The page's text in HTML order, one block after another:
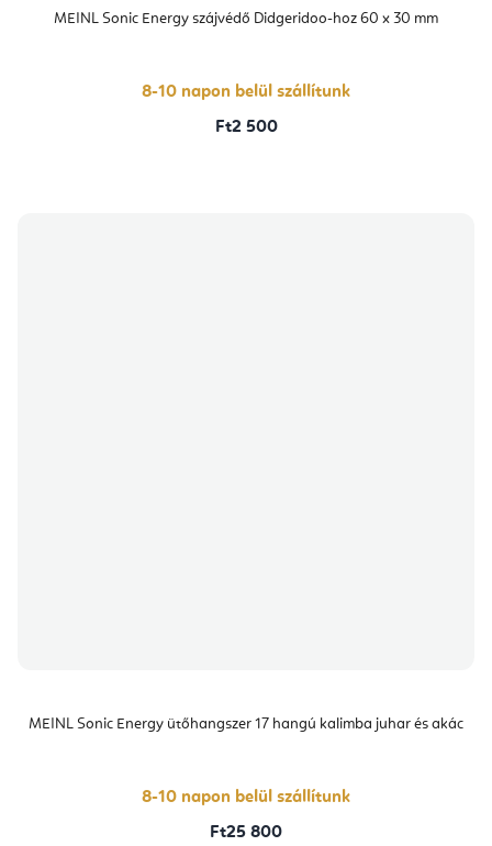
MEINL Sonic Energy szájvédő Didgeridoo-hoz 60 x 30 mm
átlagos
értékelése
csillag.
8-10 napon belül szállítunk
Ft2 500
MEINL Sonic Energy ütőhangszer 17 hangú kalimba juhar és akác
8-10 napon belül szállítunk
Ft25 800